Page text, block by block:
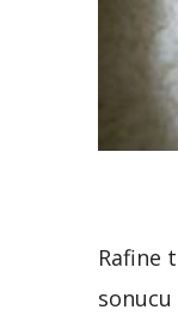
Rafine
sonucu